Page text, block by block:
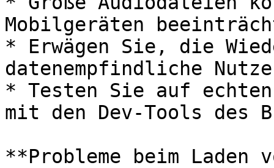
Mobilgeräten
* Erwägen Sie, die
datenempfindliche
* Testen Sie auf
mit den Dev-Tools des
**Probleme beim Laden